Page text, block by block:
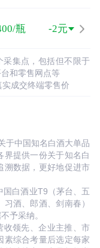
瓶 -2元
集点，包括但不限于
和零售网点等
成交终端零售价
于中国知名白酒大单品
界提供一份关于知名白
溯数据，更好地促进市
白酒业T9（茅台、五
酒、郎酒、剑南春）
予采纳。
领先、企业主推、市
素综合考量后选定每家